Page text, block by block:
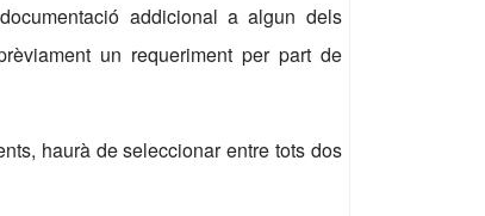
addicional a algun dels
un requeriment per part de
haurà de seleccionar entre tots dos